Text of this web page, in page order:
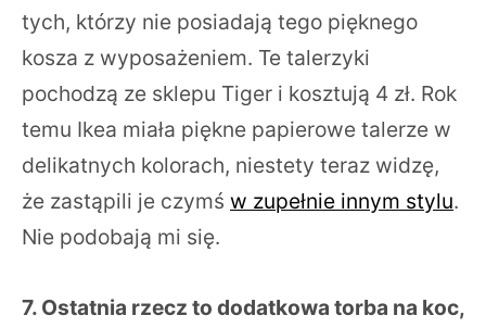
tych, którzy nie posiadają tego pięknego
kosza z wyposażeniem. Te talerzyki
pochodzą ze sklepu Tiger i kosztują 4 zł. Rok
temu Ikea miała piękne papierowe talerze w
delikatnych kolorach, niestety teraz widzę,
że zastąpili je czymś w zupełnie innym stylu.
Nie podobają mi się.
7. Ostatnia rzecz to dodatkowa torba na koc,